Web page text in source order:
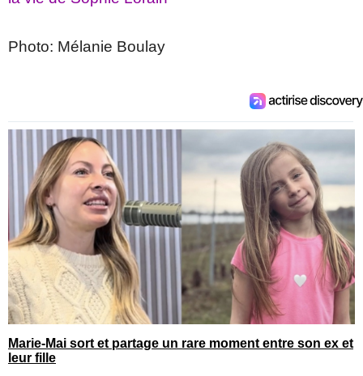
Photo: Mélanie Boulay
Marie-Mai sort et partage un rare moment entre son ex et
leur fille